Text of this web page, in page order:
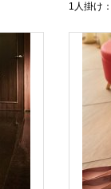
1人掛け